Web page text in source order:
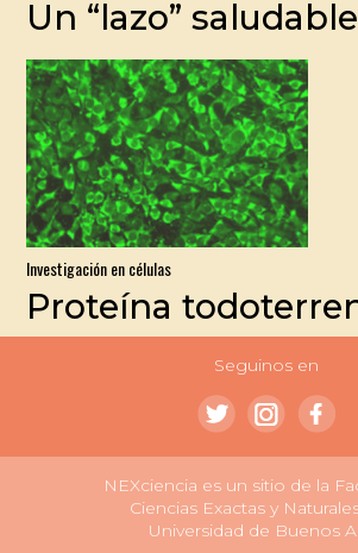
Un “lazo” saludable
Investigación en células
Proteína
Seguinos en
NEXciencia es un sitio de la
Ciencias Exactas y
Universidad de Buenos